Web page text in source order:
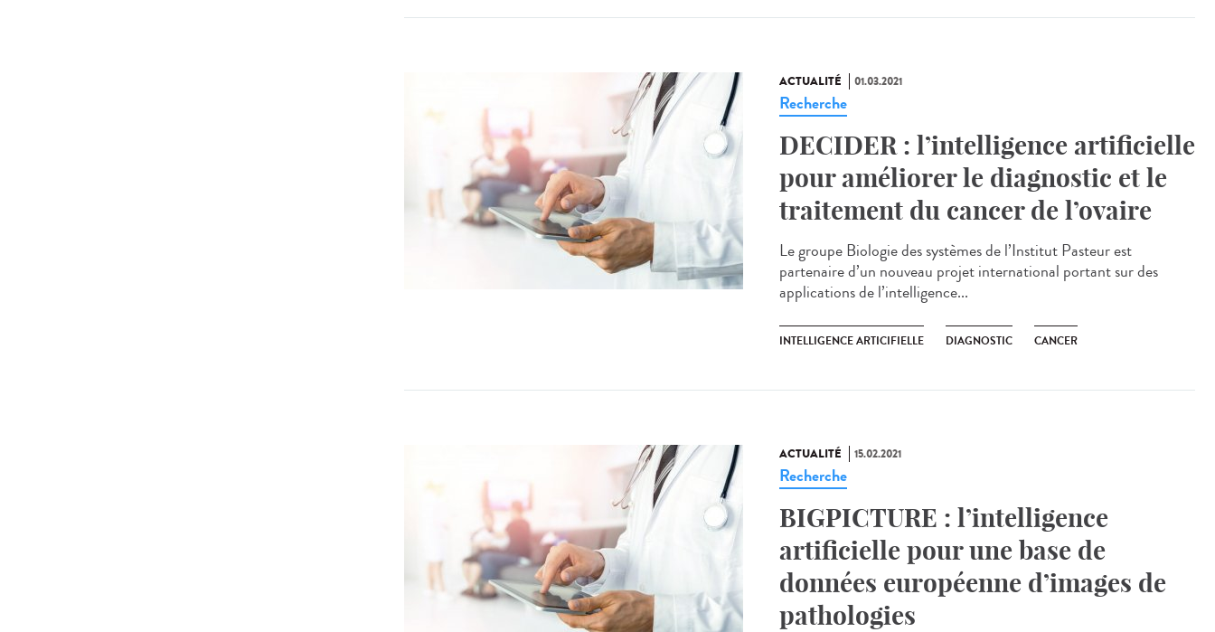
ACTUALITÉ 01.03.2021
Recherche
DECIDER : l’intelligence artificielle
pour améliorer le diagnostic et le
traitement du cancer de l’ovaire
Le groupe Biologie des systèmes de l’Institut Pasteur est
partenaire d’un nouveau projet international portant sur des
applications de l’intelligence...
INTELLIGENCE ARTICIFIELLE DIAGNOSTIC CANCER
ACTUALITÉ 15.02.2021
Recherche
BIGPICTURE : l’intelligence
artificielle pour une base de
données européenne d’images de
pathologies